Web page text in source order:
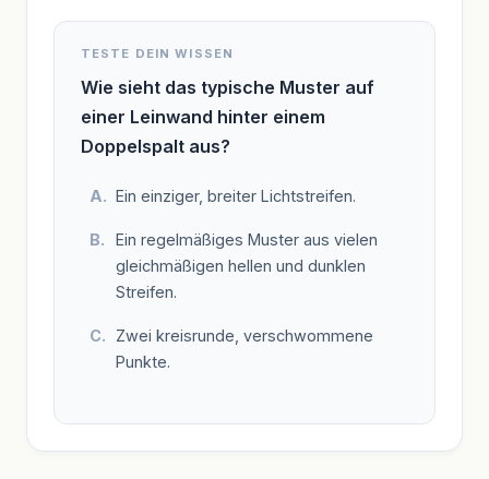
TESTE DEIN WISSEN
Wie sieht das typische Muster auf
einer Leinwand hinter einem
Doppelspalt aus?
Ein einziger, breiter Lichtstreifen.
Ein regelmäßiges Muster aus vielen
gleichmäßigen hellen und dunklen
Streifen.
Zwei kreisrunde, verschwommene
Punkte.